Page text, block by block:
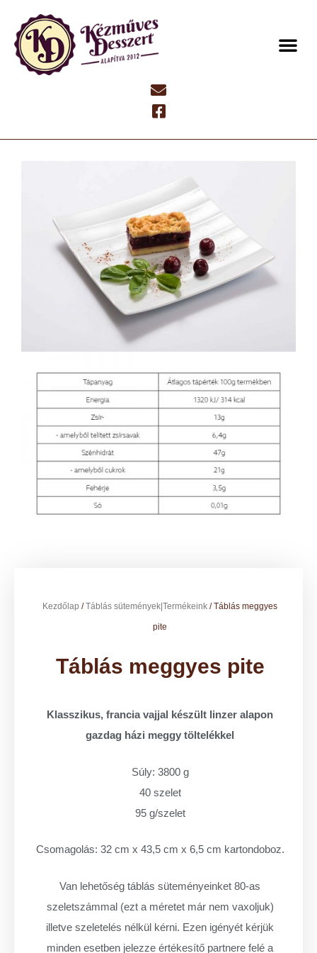
Kezdőlap /Táblás sütemények|Termékeink / Táblás meggyes
pite
Táblás meggyes pite
Klasszikus, francia vajjal készült linzer alapon
gazdag házi meggy töltelékkel
Súly: 3800 g
40 szelet
95 g/szelet
Csomagolás: 32 cm x 43,5 cm x 6,5 cm kartondoboz.
Van lehetőség táblás süteményeinket 80-as
szeletszámmal (ezt a méretet már nem vaxoljuk)
illetve szeletelés nélkül kérni. Ezen igényét kérjük
minden esetben jelezze értékesítő partnere felé a